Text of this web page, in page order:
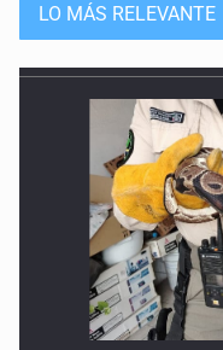
LO MÁS RELEVANTE